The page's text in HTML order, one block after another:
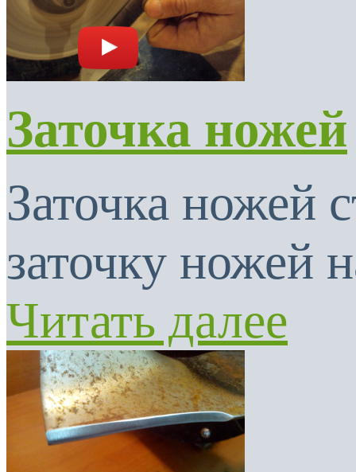
Заточка ножей
Заточка ножей
заточку ножей
Читать далее